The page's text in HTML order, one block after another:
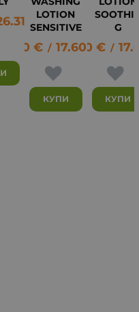
лв.
LOTION
SENSITIVE
9.00 € / 17.60 лв.
КУПИ
G
9.00 € /
КУПИ